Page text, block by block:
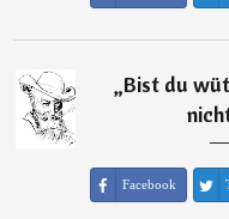
„Bist du
Facebook